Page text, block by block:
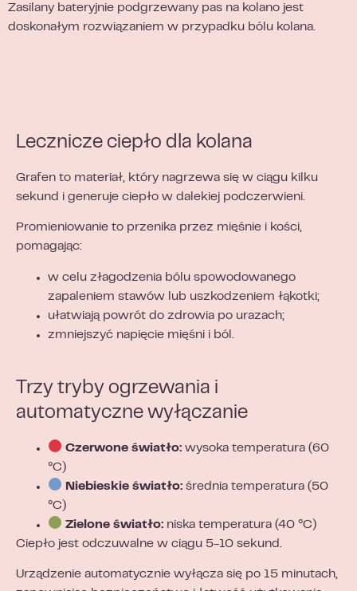
Zasilany bateryjnie podgrzewany pas na kolano jest
doskonałym rozwiązaniem w przypadku bólu kolana.
Lecznicze ciepło dla kolana
Grafen to materiał, który nagrzewa się w ciągu kilku
sekund i generuje ciepło w dalekiej podczerwieni.
Promieniowanie to przenika przez mięśnie i kości,
pomagając:
w celu złagodzenia bólu spowodowanego
zapaleniem stawów lub uszkodzeniem łąkotki;
ułatwiają powrót do zdrowia po urazach;
zmniejszyć napięcie mięśni i ból.
Trzy tryby ogrzewania i
automatyczne wyłączanie
Czerwone światło: wysoka temperatura (60
°C)
Niebieskie światło: średnia temperatura (50
°C)
Zielone światło: niska temperatura (40 °C)
Ciepło jest odczuwalne w ciągu 5-10 sekund.
Urządzenie automatycznie wyłącza się po 15 minutach,